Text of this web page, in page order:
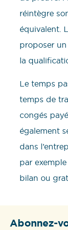
réintègre
équivalent.
proposer
la
Le temps
temps de
congés
également
dans
par
bilan ou
Abonnez-